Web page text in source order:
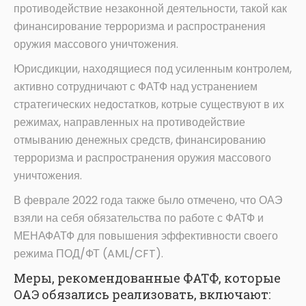
противодействие незаконной деятельности, такой как
финансирование терроризма и распространения
оружия массового уничтожения.
Юрисдикции, находящиеся под усиленным контролем,
активно сотрудничают с ФАТФ над устранением
стратегических недостатков, котрые существуют в их
режимах, направленных на противодействие
отмыванию денежных средств, финансированию
терроризма и распространения оружия массового
уничтожения.
В феврале 2022 года также было отмечено, что ОАЭ
взяли на себя обязательства по работе с ФАТФ и
МЕНАФАТФ для повышения эффективности своего
режима ПОД/ФТ (AML/CFT).
Меры, рекомендованные ФАТФ, которые
ОАЭ обязались реализовать, включают: